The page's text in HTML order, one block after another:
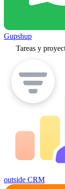
Gupshup
Tareas y
outside CRM